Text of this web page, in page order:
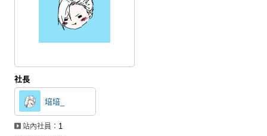
登入
社長
培培_
站內社員： 1